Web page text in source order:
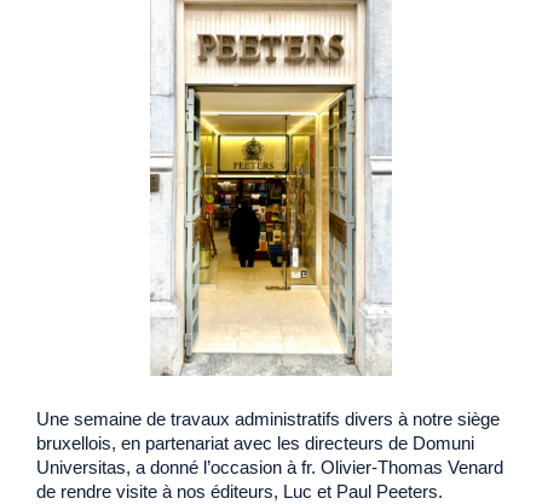
Une semaine de travaux administratifs divers à notre siège
bruxellois, en partenariat avec les directeurs de Domuni
Universitas, a donné l’occasion à fr. Olivier-Thomas Venard
de rendre visite à nos éditeurs, Luc et Paul Peeters.